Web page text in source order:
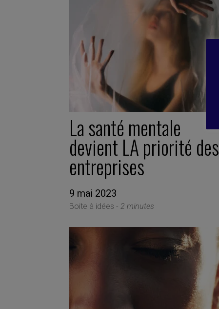
La santé mentale
devient LA priorité des
entreprises
9 mai 2023
Boite à idées - 2 minutes